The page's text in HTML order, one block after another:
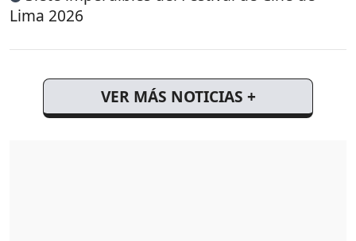
Lima 2026
VER MÁS NOTICIAS +